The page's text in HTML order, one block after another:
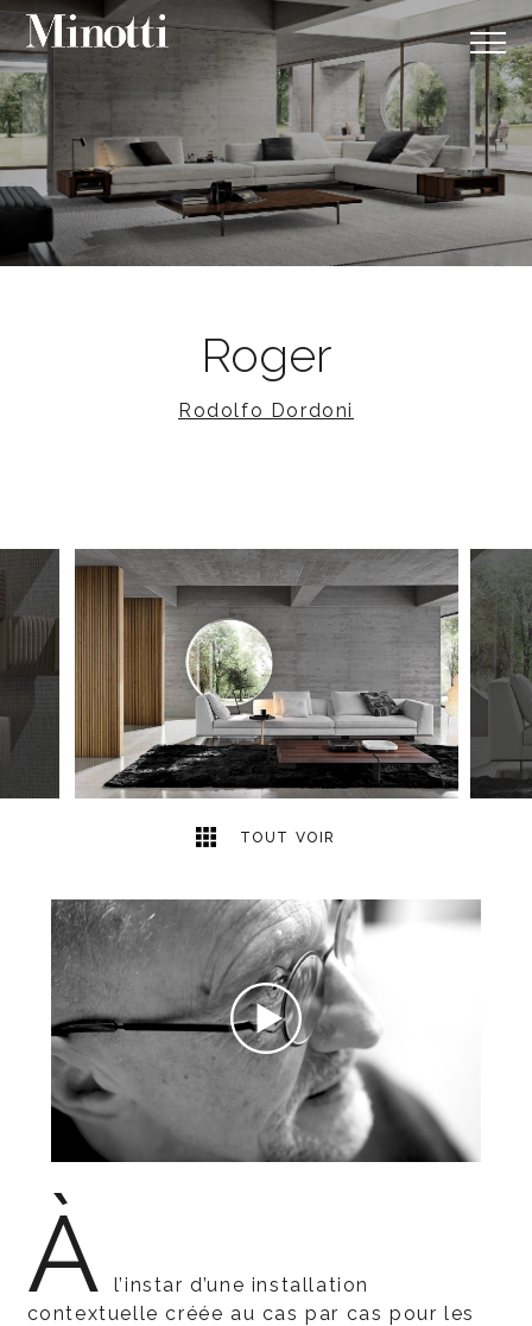
Roger
Rodolfo Dordoni
TOUT VOIR
70 2
À
l’instar d’une installation
contextuelle créée au cas par cas pour les